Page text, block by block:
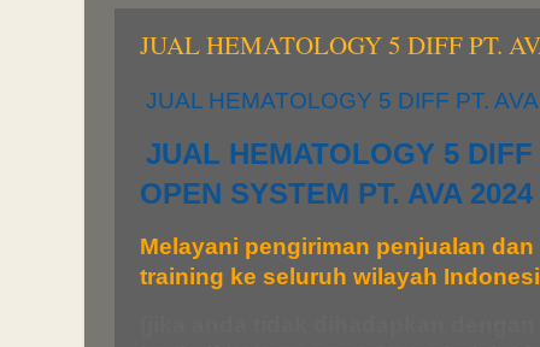
JUAL HEMATOLOGY 5 DIFF PT.
JUAL HEMATOLOGY 5 DIFF PT.
JUAL HEMATOLOGY 5
OPEN SYSTEM PT. AVA 2024
Melayani pengiriman penjualan
training ke seluruh wilayah